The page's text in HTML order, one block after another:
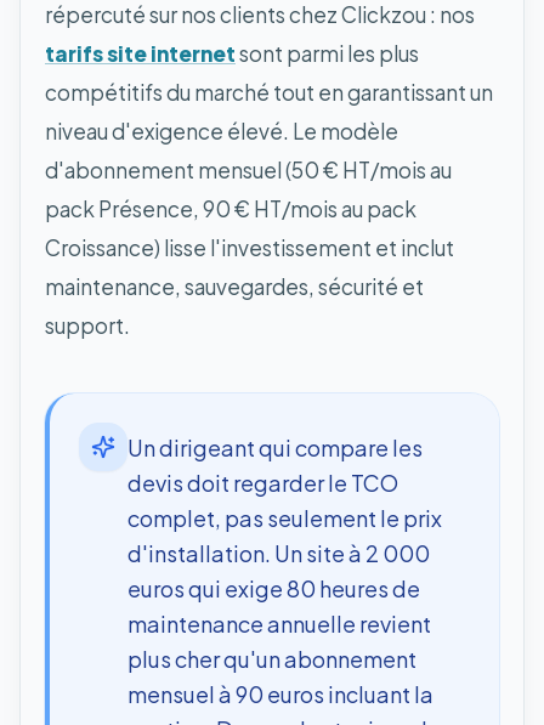
répercuté sur nos clients chez Clickzou : nos
tarifs site internetsont parmi les plus
compétitifs du marché tout en garantissant un
niveau d'exigence élevé. Le modèle
d'abonnement mensuel (50 € HT/mois au
pack Présence, 90 € HT/mois au pack
Croissance) lisse l'investissement et inclut
maintenance, sauvegardes, sécurité et
support.
Un dirigeant qui compare les
devis doit regarder le TCO
complet, pas seulement le prix
d'installation. Un site à 2 000
euros qui exige 80 heures de
maintenance annuelle revient
plus cher qu'un abonnement
mensuel à 90 euros incluant la